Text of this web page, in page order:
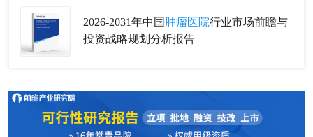
2026-2031年中国 肿瘤医院行业市场前瞻与
投资战略规划分析报告